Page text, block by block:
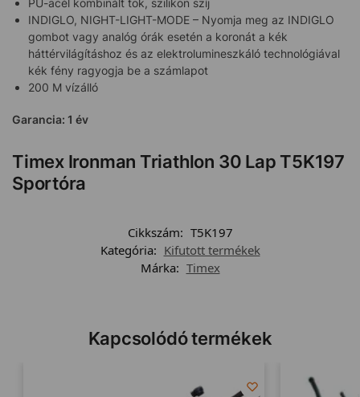
INDIGLO, NIGHT-LIGHT-MODE – Nyomja meg az INDIGLO
gombot vagy analóg órák esetén a koronát a kék
háttérvilágításhoz és az elektrolumineszkáló technológiával
kék fény ragyogja be a számlapot
200 M vízálló
Garancia: 1 év
Timex Ironman Triathlon 30 Lap T5K197
Sportóra
Cikkszám: T5K197
Kategória: Kifutott termékek
Márka: Timex
Kapcsolódó termékek